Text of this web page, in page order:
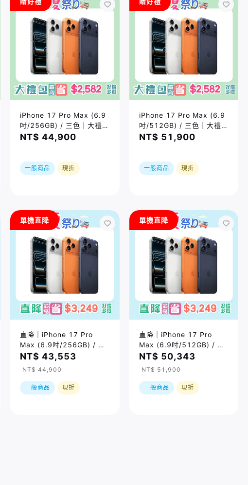
iPhone 17 Pro Max (6.9
吋/256GB) / 三色｜大禮包
最高省$2582好禮四選一
NT$ 44,900
一般商品 現折
iPhone 17 Pro Max (6.9
吋/512GB) / 三色｜大禮包
最高省$2582好禮四選一
際依原廠到貨時間為準
NT$ 51,900
一般商品 現折
單機直降
直降｜iPhone 17 Pro
Max (6.9吋/256GB) / 三
色 (售價已折)｜大禮包最高
省3249好禮五選一
NT$ 43,553
NT$ 44,900
一般商品 現折
單機直降
直降｜iPhone 17 Pro
Max (6.9吋/512GB) / 三
色 (售價已折)｜大禮包最高
省3249好禮五選一｜現貨
或預購，實際依原廠到貨時
間為準
NT$ 50,343
NT$ 51,900
一般商品 現折